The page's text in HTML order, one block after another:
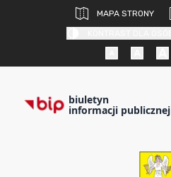
MAPA STRONY
biuletyn
informacji publicznej